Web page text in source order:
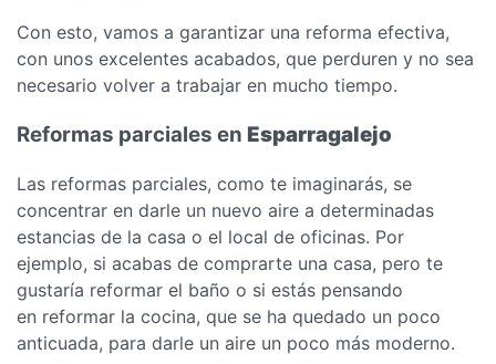
Con esto, vamos a garantizar una reforma efectiva,
con unos excelentes acabados, que perduren y no sea
necesario volver a trabajar en mucho tiempo.
Reformas parciales en Esparragalejo
Las reformas parciales, como te imaginarás, se
concentrar en darle un nuevo aire a determinadas
estancias de la casa o el local de oficinas. Por
ejemplo, si acabas de comprarte una casa, pero te
gustaría reformar el baño o si estás pensando
en reformar la cocina, que se ha quedado un poco
anticuada, para darle un aire un poco más moderno.